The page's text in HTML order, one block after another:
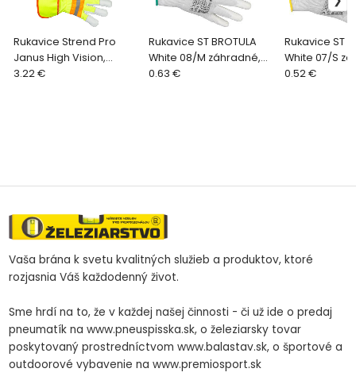
Rukavice Strend Pro
Janus High Vision,
textil/koža s reflexnými
3.22 €
Rukavice ST BROTULA
White 08/M záhradné,
biele, s blistrom
0.63 €
Rukavice ST
White 07/S
biele
0.52 €
Vaša brána k svetu kvalitných služieb a produktov, ktoré
rozjasnia Váš každodenný život.
Sme hrdí na to, že v každej našej činnosti - či už ide o predaj
pneumatík na www.pneuspisska.sk, o železiarsky tovar
poskytovaný prostredníctvom www.balastav.sk, o športové a
outdoorové vybavenie na www.premiosport.sk